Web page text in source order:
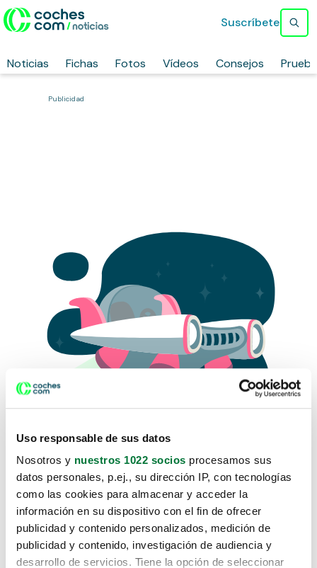
Uso responsable de sus datos
Nosotros y nuestros 1022 socios procesamos sus
datos personales, p.ej., su dirección IP, con tecnologías
como las cookies para almacenar y acceder la
información en su dispositivo con el fin de ofrecer
publicidad y contenido personalizados, medición de
publicidad y contenido, investigación de audiencia y
desarrollo de servicios. Tiene la opción de seleccionar
Noticias Fichas Fotos Vídeos Consejos
Suscríbete
Publicidad
Lo sentimos, no sabemos como
te hemos traido hasta aquí.